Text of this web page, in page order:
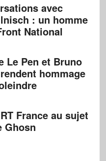
avec
: un homme
National
Le Pen et Bruno
hommage
France au sujet
Ghosn